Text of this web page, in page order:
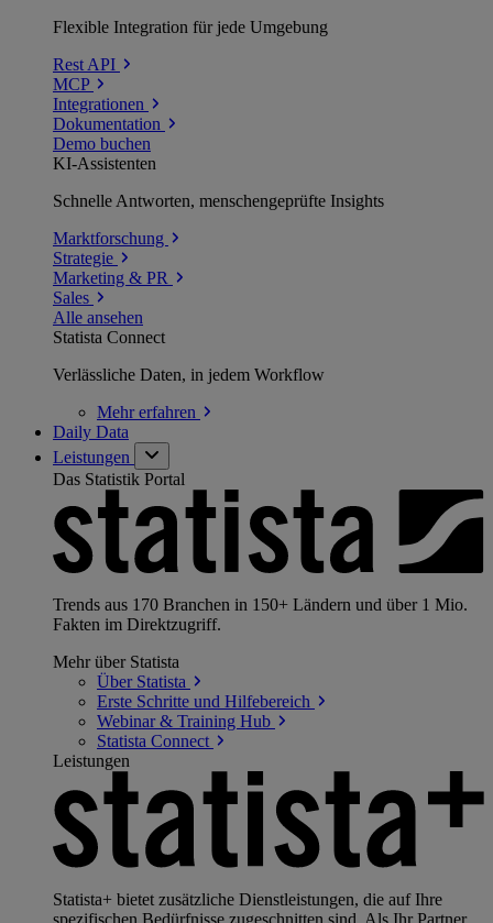
Flexible Integration für jede Umgebung
Rest API
MCP
Integrationen
Dokumentation
Demo buchen
KI-Assistenten
Schnelle Antworten, menschengeprüfte Insights
Marktforschung
Strategie
Marketing & PR
Sales
Alle ansehen
Statista Connect
Verlässliche Daten, in jedem Workflow
Mehrerfahren
Daily Data
Leistungen
Das Statistik Portal
Trends aus 170 Branchen in 150+ Ländern und über 1 Mio.
Fakten im Direktzugriff.
Mehr über Statista
Über Statista
Erste Schritte und Hilfebereich
Webinar & Training Hub
Statista Connect
Leistungen
Statista+ bietet zusätzliche Dienstleistungen, die auf Ihre
spezifischen Bedürfnisse zugeschnitten sind. Als Ihr Partner